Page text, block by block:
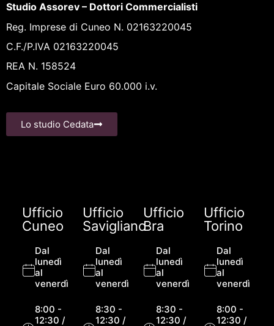
Studio Assorev – Dottori Commercialisti
Reg. Imprese di Cuneo N. 02163220045
C.F./P.IVA 02163220045
REA N. 158524
Capitale Sociale Euro 60.000 i.v.
Lo studio Cedata
Ufficio
Cuneo
Dal
lunedì
al
venerdì
8:00 -
12:30 /
Ufficio
Savigliano
Dal
lunedì
al
venerdì
8:30 -
12:30 /
Ufficio
Bra
Dal
lunedì
al
venerdì
8:30 -
12:30 /
Ufficio
Torino
Dal
lunedì
al
venerdì
8:00 -
12:30 /